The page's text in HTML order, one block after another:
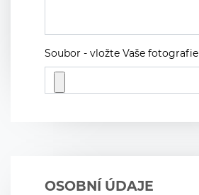
Soubor - vložte Vaše fotografie
OSOBNÍ ÚDAJE